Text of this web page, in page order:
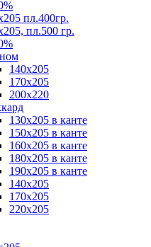
пл.400гр.
пл.500 гр.
140х205
170х205
200х220
130х205 в канте
150х205 в канте
160х205 в канте
180х205 в канте
190х205 в канте
140х205
170х205
220х205